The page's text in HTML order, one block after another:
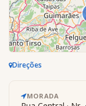
Direções
MORADA